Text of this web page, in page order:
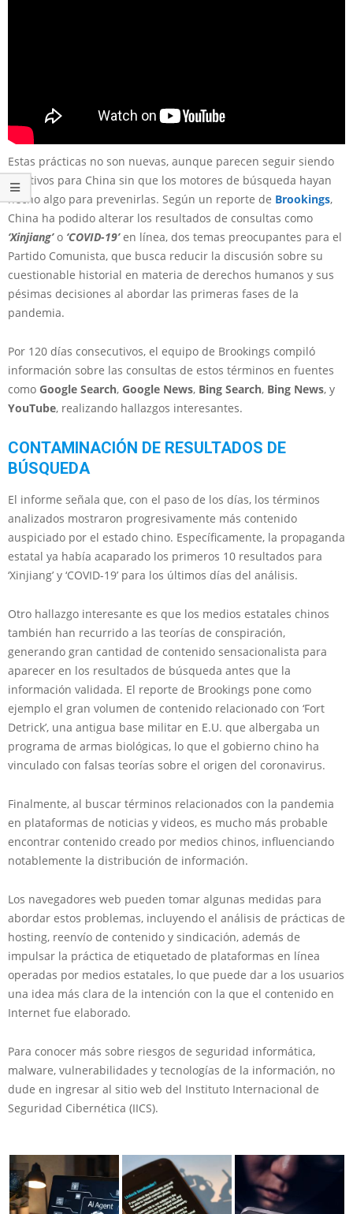
Estas prácticas no son nuevas, aunque parecen seguir siendo
efectivos para China sin que los motores de búsqueda hayan
hecho algo para prevenirlas. Según un reporte de Brookings,
China ha podido alterar los resultados de consultas como
‘Xinjiang’o ‘COVID-19’en línea, dos temas preocupantes para el
Partido Comunista, que busca reducir la discusión sobre su
cuestionable historial en materia de derechos humanos y sus
pésimas decisiones al abordar las primeras fases de la
pandemia.
Por 120 días consecutivos, el equipo de Brookings compiló
información sobre las consultas de estos términos en fuentes
como Google Search, Google News, Bing Search, Bing News, y
YouTube, realizando hallazgos interesantes.
CONTAMINACIÓN DE RESULTADOS DE
BÚSQUEDA
El informe señala que, con el paso de los días, los términos
analizados mostraron progresivamente más contenido
auspiciado por el estado chino. Específicamente, la propaganda
estatal ya había acaparado los primeros 10 resultados para
‘Xinjiang’ y ‘COVID-19’ para los últimos días del análisis.
Otro hallazgo interesante es que los medios estatales chinos
también han recurrido a las teorías de conspiración,
generando gran cantidad de contenido sensacionalista para
aparecer en los resultados de búsqueda antes que la
información validada. El reporte de Brookings pone como
ejemplo el gran volumen de contenido relacionado con ‘Fort
Detrick’, una antigua base militar en E.U. que albergaba un
programa de armas biológicas, lo que el gobierno chino ha
vinculado con falsas teorías sobre el origen del coronavirus.
Finalmente, al buscar términos relacionados con la pandemia
en plataformas de noticias y videos, es mucho más probable
encontrar contenido creado por medios chinos, influenciando
notablemente la distribución de información.
Los navegadores web pueden tomar algunas medidas para
abordar estos problemas, incluyendo el análisis de prácticas de
hosting, reenvío de contenido y sindicación, además de
impulsar la práctica de etiquetado de plataformas en línea
operadas por medios estatales, lo que puede dar a los usuarios
una idea más clara de la intención con la que el contenido en
Internet fue elaborado.
Para conocer más sobre riesgos de seguridad informática,
malware, vulnerabilidades y tecnologías de la información, no
dude en ingresar al sitio web del Instituto Internacional de
Seguridad Cibernética (IICS).